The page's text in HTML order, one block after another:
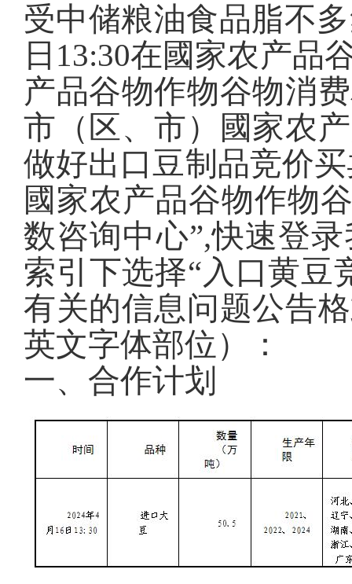
受中储粮油食品脂不
日13:30在國家农产品
产品谷物作物谷物消
市（区、市）國家农
做好出口豆制品竞价
國家农产品谷物作物
数咨询中心”,快速登
索引下选择“入口黄豆
有关的信息问题公告
英文字体部位）
：
一、合作计划